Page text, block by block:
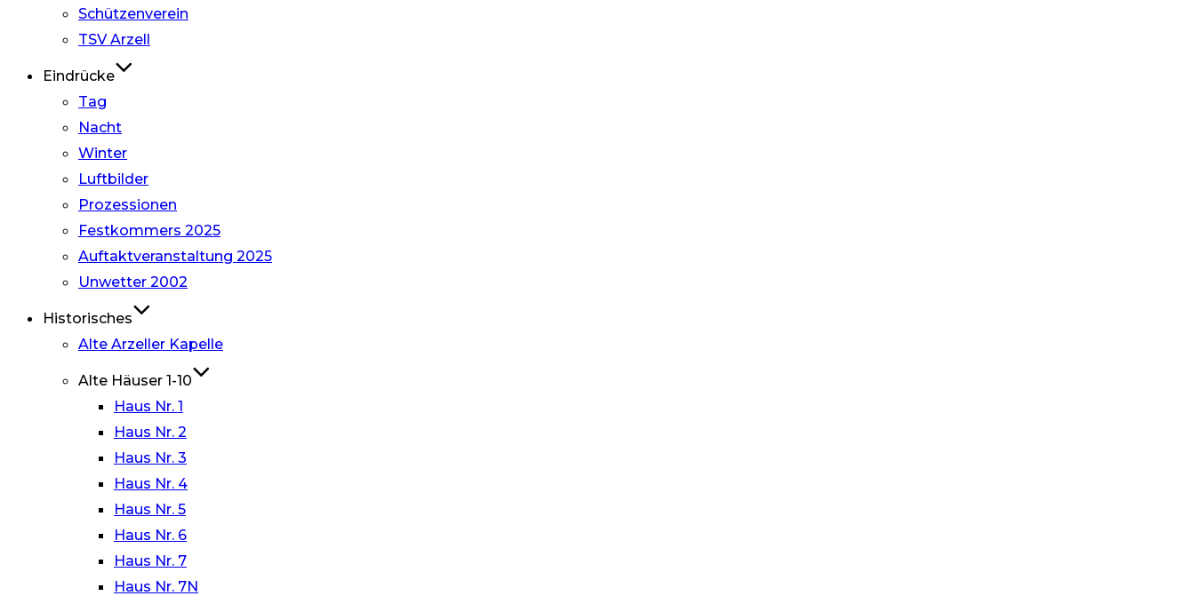
Schützenverein
TSV Arzell
Eindrücke
Tag
Nacht
Winter
Luftbilder
Prozessionen
Festkommers 2025
Auftaktveranstaltung 2025
Unwetter 2002
Historisches
Alte Arzeller Kapelle
Alte Häuser 1-10
Haus Nr. 1
Haus Nr. 2
Haus Nr. 3
Haus Nr. 4
Haus Nr. 5
Haus Nr. 6
Haus Nr. 7
Haus Nr. 7N